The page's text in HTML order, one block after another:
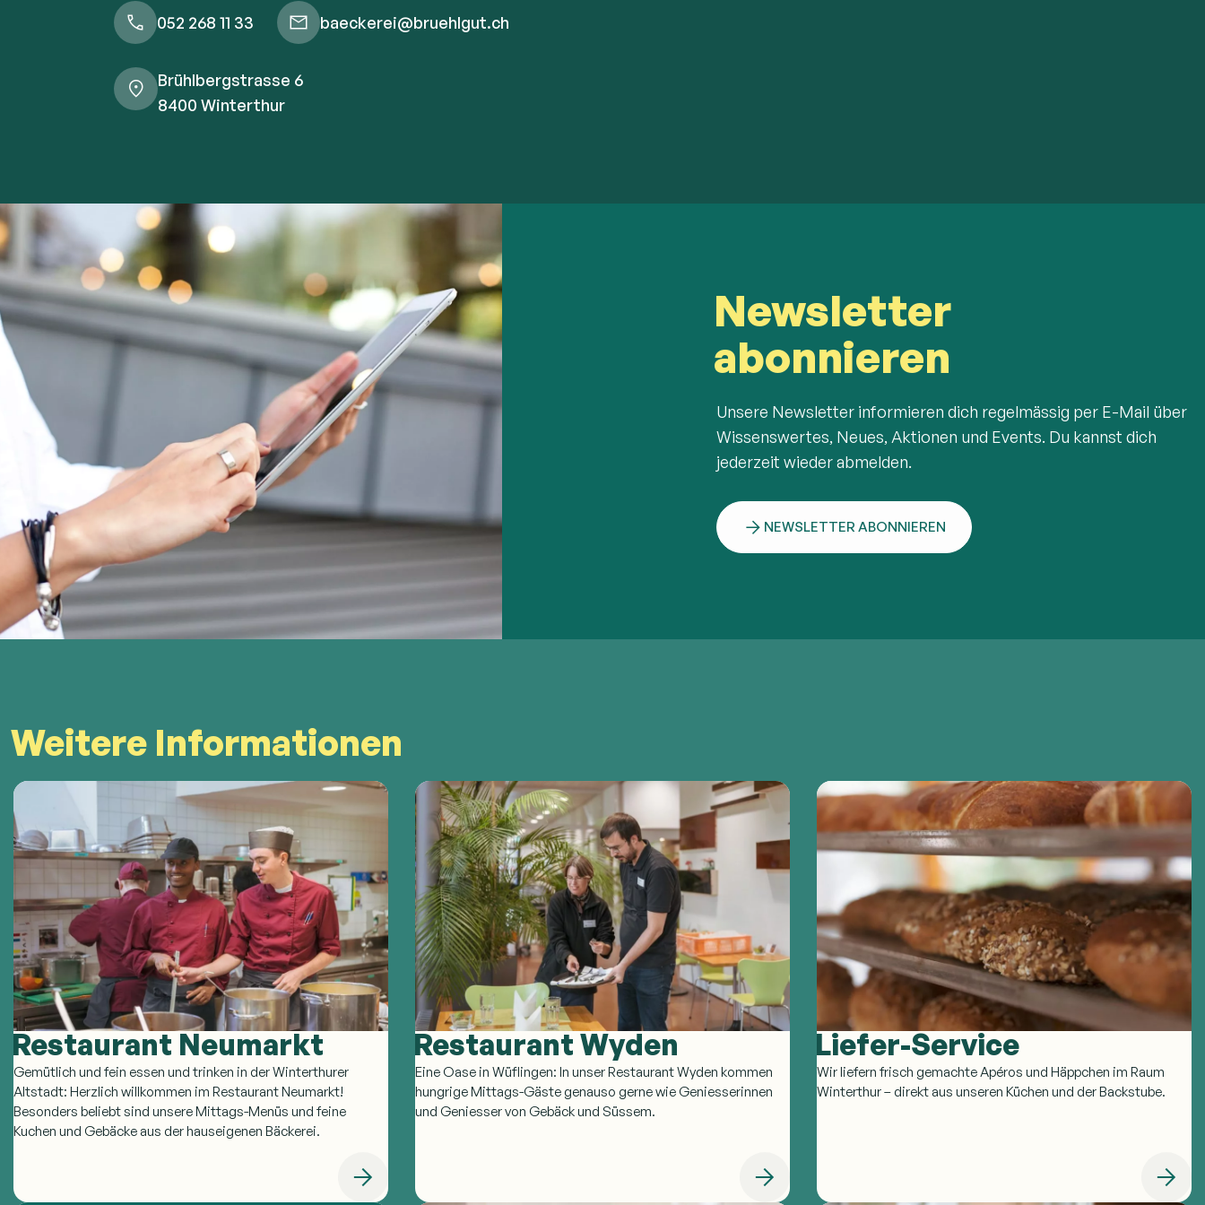
052 268 11 33 baeckerei@bruehlgut.ch
Brühlbergstrasse 6
8400 Winterthur
Newsletter
abonnieren
Unsere Newsletter informieren dich regelmässig per E-Mail über
Wissenswertes, Neues, Aktionen und Events. Du kannst dich
jederzeit wieder abmelden.
NEWSLETTER ABONNIEREN
Weitere Informationen
Restaurant Neumarkt
Gemütlich und fein essen und trinken in der Winterthurer
Altstadt: Herzlich willkommen im Restaurant Neumarkt!
Besonders beliebt sind unsere Mittags-Menüs und feine
Kuchen und Gebäcke aus der hauseigenen Bäckerei.
Restaurant Wyden
Eine Oase in Wüflingen: In unser Restaurant Wyden kommen
hungrige Mittags-Gäste genauso gerne wie Geniesserinnen
und Geniesser von Gebäck und Süssem.
Liefer-Service
Wir liefern frisch gemachte Apéros und Häppchen im Raum
Winterthur – direkt aus unseren Küchen und der Backstube.